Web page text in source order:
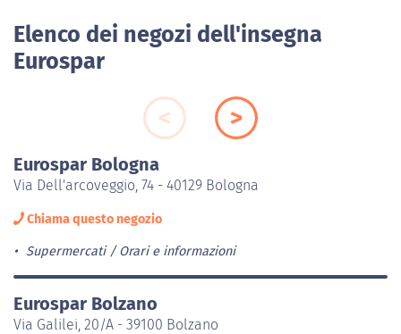
Elenco dei negozi dell'insegna
Eurospar
Eurospar Bologna
Via Dell'arcoveggio, 74 - 40129 Bologna
Chiama questo negozio
Supermercati Orari e informazioni
Eurospar Bolzano
Via Galilei, 20/A - 39100 Bolzano